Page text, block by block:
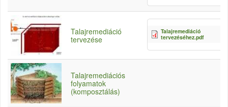
Talajremediáció
tervezése
Talajremediáció
tervezéséhez.pdf
Talajremediációs
folyamatok
(komposztálás)